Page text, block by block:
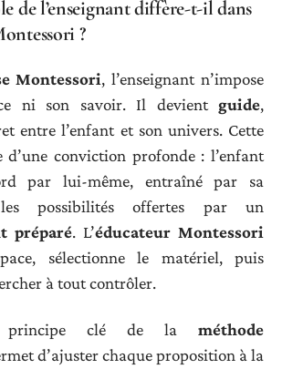
de l’enseignant diffère-t-il dans
?
Montessori, l’enseignant n’impose
ni son savoir. Il devient guide,
entre l’enfant et son univers. Cette
d’une conviction profonde : l’enfant
par lui-même, entraîné par sa
possibilités offertes par un
préparé. L’éducateur Montessori
sélectionne le matériel, puis
à tout contrôler.
principe clé de la méthode
d’ajuster chaque proposition à la